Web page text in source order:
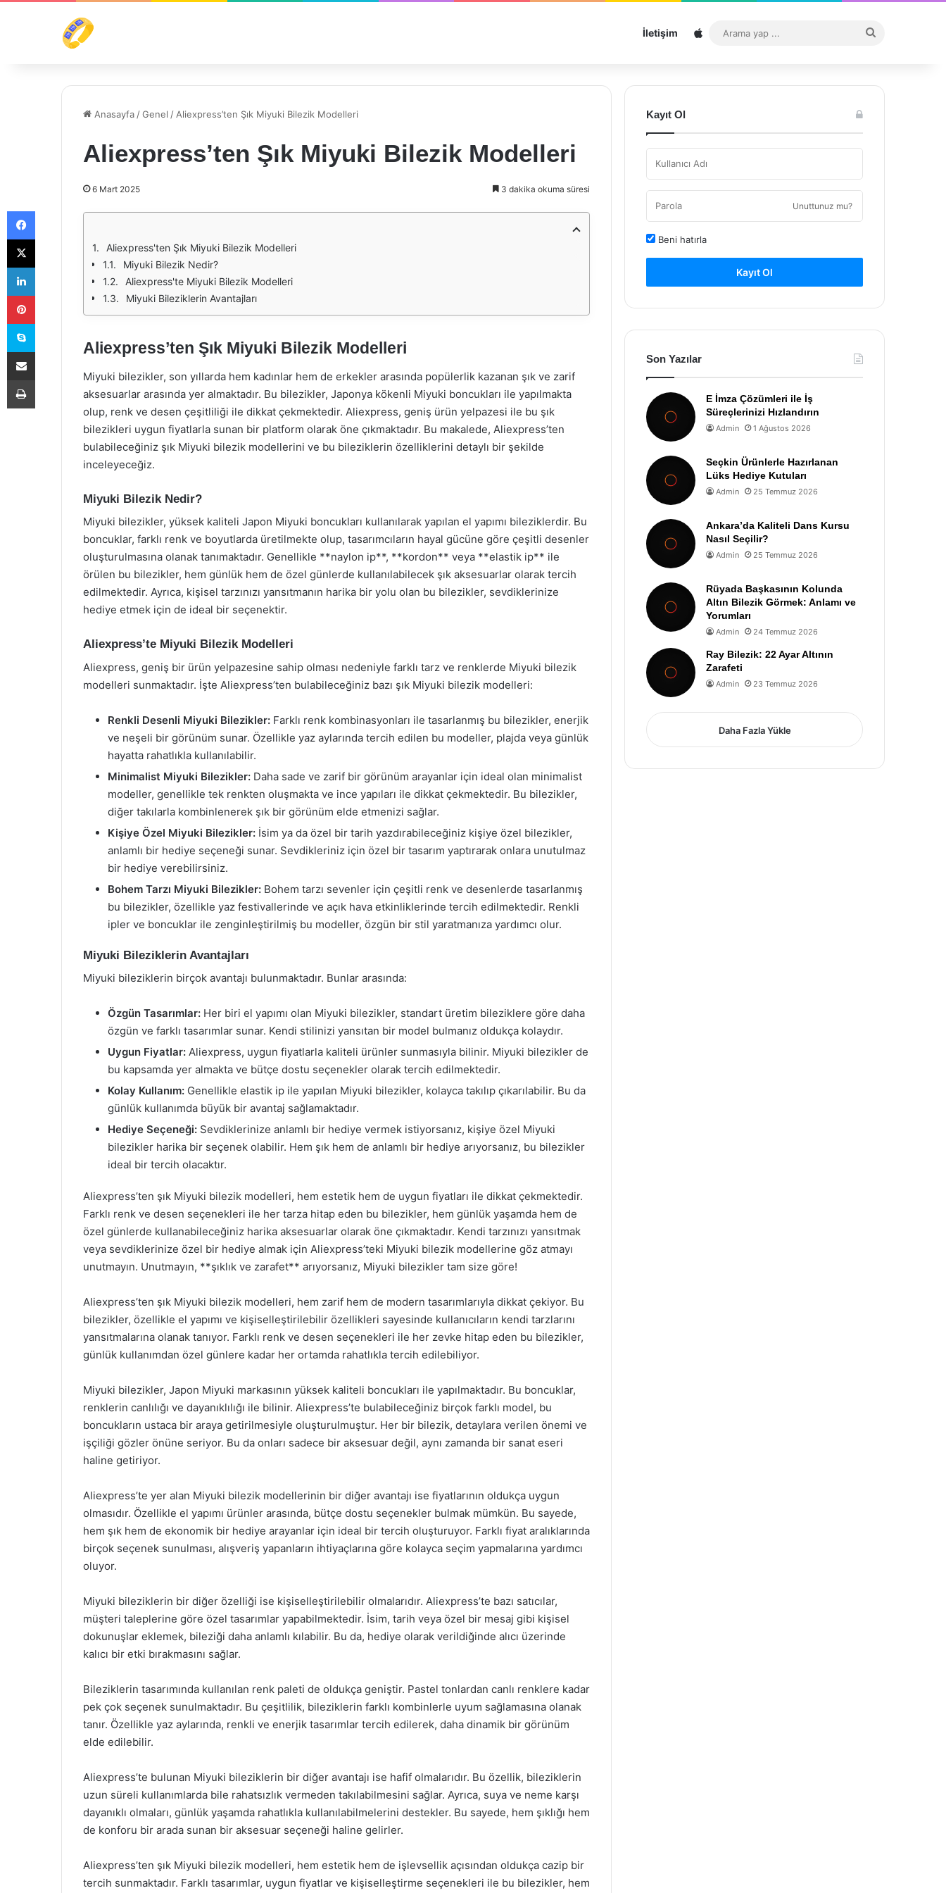
İletişim Sitemap
...
Anasayfa /Genel / Aliexpress’ten Şık Miyuki Bilezik Modelleri
Aliexpress’ten Şık Miyuki Bilezik Modelleri
6 Mart 2025 3 dakika okuma süresi
Aliexpress'ten Şık Miyuki Bilezik Modelleri
Miyuki Bilezik Nedir?
Aliexpress'te Miyuki Bilezik Modelleri
Miyuki Bileziklerin Avantajları
Aliexpress’ten Şık Miyuki Bilezik Modelleri
Miyuki bilezikler, son yıllarda hem kadınlar hem de erkekler arasında popülerlik kazanan şık ve zarif
aksesuarlar arasında yer almaktadır. Bu bilezikler, Japonya kökenli Miyuki boncukları ile yapılmakta
olup, renk ve desen çeşitliliği ile dikkat çekmektedir. Aliexpress, geniş ürün yelpazesi ile bu şık
bilezikleri uygun fiyatlarla sunan bir platform olarak öne çıkmaktadır. Bu makalede, Aliexpress’ten
bulabileceğiniz şık Miyuki bilezik modellerini ve bu bileziklerin özelliklerini detaylı bir şekilde
inceleyeceğiz.
Miyuki Bilezik Nedir?
Miyuki bilezikler, yüksek kaliteli Japon Miyuki boncukları kullanılarak yapılan el yapımı bileziklerdir. Bu
boncuklar, farklı renk ve boyutlarda üretilmekte olup, tasarımcıların hayal gücüne göre çeşitli desenler
oluşturulmasına olanak tanımaktadır. Genellikle **naylon ip**, **kordon** veya **elastik ip** ile
örülen bu bilezikler, hem günlük hem de özel günlerde kullanılabilecek şık aksesuarlar olarak tercih
edilmektedir. Ayrıca, kişisel tarzınızı yansıtmanın harika bir yolu olan bu bilezikler, sevdiklerinize
hediye etmek için de ideal bir seçenektir.
Aliexpress’te Miyuki Bilezik Modelleri
Aliexpress, geniş bir ürün yelpazesine sahip olması nedeniyle farklı tarz ve renklerde Miyuki bilezik
modelleri sunmaktadır. İşte Aliexpress’ten bulabileceğiniz bazı şık Miyuki bilezik modelleri:
Renkli Desenli Miyuki Bilezikler: Farklı renk kombinasyonları ile tasarlanmış bu bilezikler, enerjik
ve neşeli bir görünüm sunar. Özellikle yaz aylarında tercih edilen bu modeller, plajda veya günlük
hayatta rahatlıkla kullanılabilir.
Minimalist Miyuki Bilezikler: Daha sade ve zarif bir görünüm arayanlar için ideal olan minimalist
modeller, genellikle tek renkten oluşmakta ve ince yapıları ile dikkat çekmektedir. Bu bilezikler,
diğer takılarla kombinlenerek şık bir görünüm elde etmenizi sağlar.
Kişiye Özel Miyuki Bilezikler: İsim ya da özel bir tarih yazdırabileceğiniz kişiye özel bilezikler,
anlamlı bir hediye seçeneği sunar. Sevdikleriniz için özel bir tasarım yaptırarak onlara unutulmaz
bir hediye verebilirsiniz.
Bohem Tarzı Miyuki Bilezikler: Bohem tarzı sevenler için çeşitli renk ve desenlerde tasarlanmış
bu bilezikler, özellikle yaz festivallerinde ve açık hava etkinliklerinde tercih edilmektedir. Renkli
ipler ve boncuklar ile zenginleştirilmiş bu modeller, özgün bir stil yaratmanıza yardımcı olur.
Miyuki Bileziklerin Avantajları
Miyuki bileziklerin birçok avantajı bulunmaktadır. Bunlar arasında:
Özgün Tasarımlar: Her biri el yapımı olan Miyuki bilezikler, standart üretim bileziklere göre daha
özgün ve farklı tasarımlar sunar. Kendi stilinizi yansıtan bir model bulmanız oldukça kolaydır.
Uygun Fiyatlar: Aliexpress, uygun fiyatlarla kaliteli ürünler sunmasıyla bilinir. Miyuki bilezikler de
bu kapsamda yer almakta ve bütçe dostu seçenekler olarak tercih edilmektedir.
Kolay Kullanım: Genellikle elastik ip ile yapılan Miyuki bilezikler, kolayca takılıp çıkarılabilir. Bu da
günlük kullanımda büyük bir avantaj sağlamaktadır.
Hediye Seçeneği: Sevdiklerinize anlamlı bir hediye vermek istiyorsanız, kişiye özel Miyuki
bilezikler harika bir seçenek olabilir. Hem şık hem de anlamlı bir hediye arıyorsanız, bu bilezikler
ideal bir tercih olacaktır.
Aliexpress’ten şık Miyuki bilezik modelleri, hem estetik hem de uygun fiyatları ile dikkat çekmektedir.
Farklı renk ve desen seçenekleri ile her tarza hitap eden bu bilezikler, hem günlük yaşamda hem de
özel günlerde kullanabileceğiniz harika aksesuarlar olarak öne çıkmaktadır. Kendi tarzınızı yansıtmak
veya sevdiklerinize özel bir hediye almak için Aliexpress’teki Miyuki bilezik modellerine göz atmayı
unutmayın. Unutmayın, **şıklık ve zarafet** arıyorsanız, Miyuki bilezikler tam size göre!
Aliexpress’ten şık Miyuki bilezik modelleri, hem zarif hem de modern tasarımlarıyla dikkat çekiyor. Bu
bilezikler, özellikle el yapımı ve kişiselleştirilebilir özellikleri sayesinde kullanıcıların kendi tarzlarını
yansıtmalarına olanak tanıyor. Farklı renk ve desen seçenekleri ile her zevke hitap eden bu bilezikler,
günlük kullanımdan özel günlere kadar her ortamda rahatlıkla tercih edilebiliyor.
Miyuki bilezikler, Japon Miyuki markasının yüksek kaliteli boncukları ile yapılmaktadır. Bu boncuklar,
renklerin canlılığı ve dayanıklılığı ile bilinir. Aliexpress’te bulabileceğiniz birçok farklı model, bu
boncukların ustaca bir araya getirilmesiyle oluşturulmuştur. Her bir bilezik, detaylara verilen önemi ve
işçiliği gözler önüne seriyor. Bu da onları sadece bir aksesuar değil, aynı zamanda bir sanat eseri
haline getiriyor.
Aliexpress’te yer alan Miyuki bilezik modellerinin bir diğer avantajı ise fiyatlarının oldukça uygun
olmasıdır. Özellikle el yapımı ürünler arasında, bütçe dostu seçenekler bulmak mümkün. Bu sayede,
hem şık hem de ekonomik bir hediye arayanlar için ideal bir tercih oluşturuyor. Farklı fiyat aralıklarında
birçok seçenek sunulması, alışveriş yapanların ihtiyaçlarına göre kolayca seçim yapmalarına yardımcı
oluyor.
Miyuki bileziklerin bir diğer özelliği ise kişiselleştirilebilir olmalarıdır. Aliexpress’te bazı satıcılar,
müşteri taleplerine göre özel tasarımlar yapabilmektedir. İsim, tarih veya özel bir mesaj gibi kişisel
dokunuşlar eklemek, bileziği daha anlamlı kılabilir. Bu da, hediye olarak verildiğinde alıcı üzerinde
kalıcı bir etki bırakmasını sağlar.
Bileziklerin tasarımında kullanılan renk paleti de oldukça geniştir. Pastel tonlardan canlı renklere kadar
pek çok seçenek sunulmaktadır. Bu çeşitlilik, bileziklerin farklı kombinlerle uyum sağlamasına olanak
tanır. Özellikle yaz aylarında, renkli ve enerjik tasarımlar tercih edilerek, daha dinamik bir görünüm
elde edilebilir.
Aliexpress’te bulunan Miyuki bileziklerin bir diğer avantajı ise hafif olmalarıdır. Bu özellik, bileziklerin
uzun süreli kullanımlarda bile rahatsızlık vermeden takılabilmesini sağlar. Ayrıca, suya ve neme karşı
dayanıklı olmaları, günlük yaşamda rahatlıkla kullanılabilmelerini destekler. Bu sayede, hem şıklığı hem
de konforu bir arada sunan bir aksesuar seçeneği haline gelirler.
Aliexpress’ten şık Miyuki bilezik modelleri, hem estetik hem de işlevsellik açısından oldukça cazip bir
tercih sunmaktadır. Farklı tasarımlar, uygun fiyatlar ve kişiselleştirme seçenekleri ile bu bilezikler, hem
Kayıt Ol
Unuttunuz mu?
Beni hatırla
Kayıt Ol
Son Yazılar
E İmza Çözümleri ile İş
Süreçlerinizi Hızlandırın
Admin 1 Ağustos 2026
Seçkin Ürünlerle Hazırlanan
Lüks Hediye Kutuları
Admin 25 Temmuz 2026
Ankara’da Kaliteli Dans Kursu
Nasıl Seçilir?
Admin 25 Temmuz 2026
Rüyada Başkasının Kolunda
Altın Bilezik Görmek: Anlamı ve
Yorumları
Admin 24 Temmuz 2026
Ray Bilezik: 22 Ayar Altının
Zarafeti
Admin 23 Temmuz 2026
Daha Fazla Yükle
Facebook
X
LinkedIn
Pinterest
Skype
E-Posta ile paylaş